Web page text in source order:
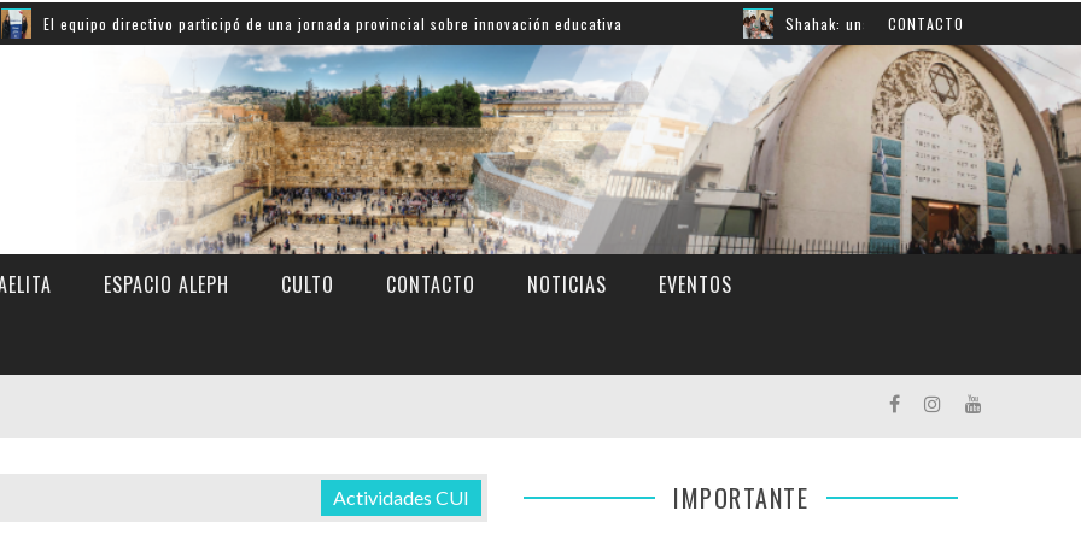
directivo participó de una jornada provincial sobre innovación educativa Shahak: una nueva jornada para reflexionar sobre la
CONTACTO
ESPACIO ALEPH CULTO CONTACTO NOTICIAS EVENTOS
Actividades CUI IMPORTANTE